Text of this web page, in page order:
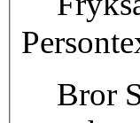
Bror